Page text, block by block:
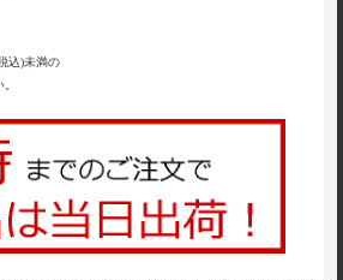
込)未満の